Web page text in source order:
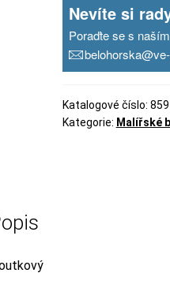
Nevíte si
Poraďte se s
Katalogové číslo:
Kategorie: Malířské